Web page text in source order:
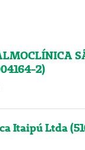
2)
Itaipú Ltda